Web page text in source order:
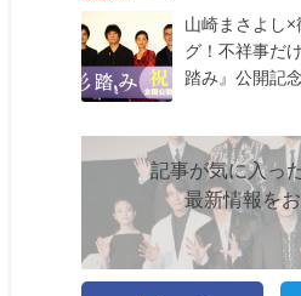
山崎まさよし
グ！不祥事だ
踏み』公開記
記事が気に入っ
最新情報を